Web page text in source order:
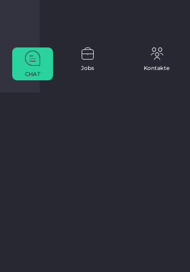
Jobs
Kontakte
CHAT